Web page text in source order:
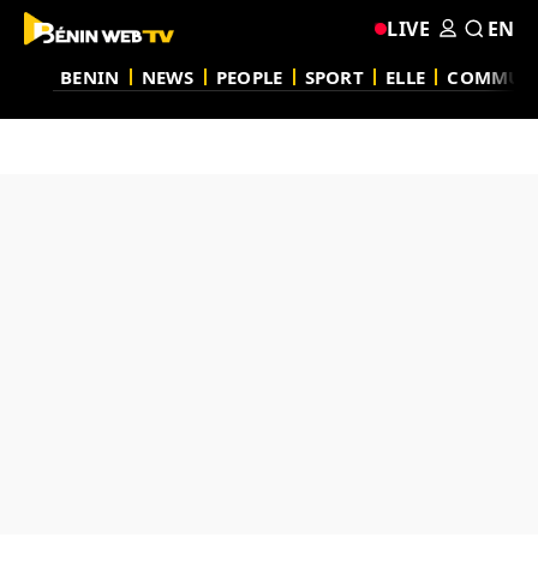
BENIN NEWS PEOPLE SPORT ELLE
LIVE EN